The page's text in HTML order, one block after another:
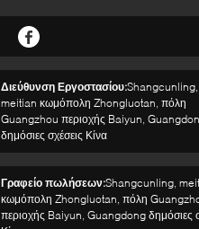
Διεύθυνση Εργοστασίου:Shangcunling,
meitian κωμόπολη Zhongluotan, πόλη
Guangzhou περιοχής Baiyun,
δημόσιες σχέσεις Κίνα
Γραφείο πωλήσεων:Shangcunling,
κωμόπολη Zhongluotan, πόλη
περιοχής Baiyun, Guangdong δημόσιες